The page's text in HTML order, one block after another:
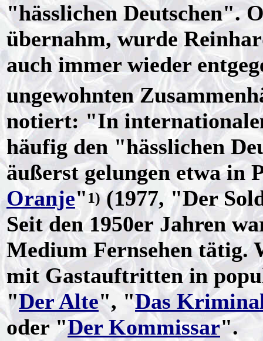
"hässlichen Deutschen".
übernahm, wurde
auch immer wieder
ungewohnten
notiert: "In
häufig den "hässlichen
äußerst gelungen etwa in
Oranje"1)(1977, "Der
Seit den 1950er Jahren
Medium Fernsehen tätig.
mit Gastauftritten in
"Der Alte", "Das
oder "Der Kommissar".